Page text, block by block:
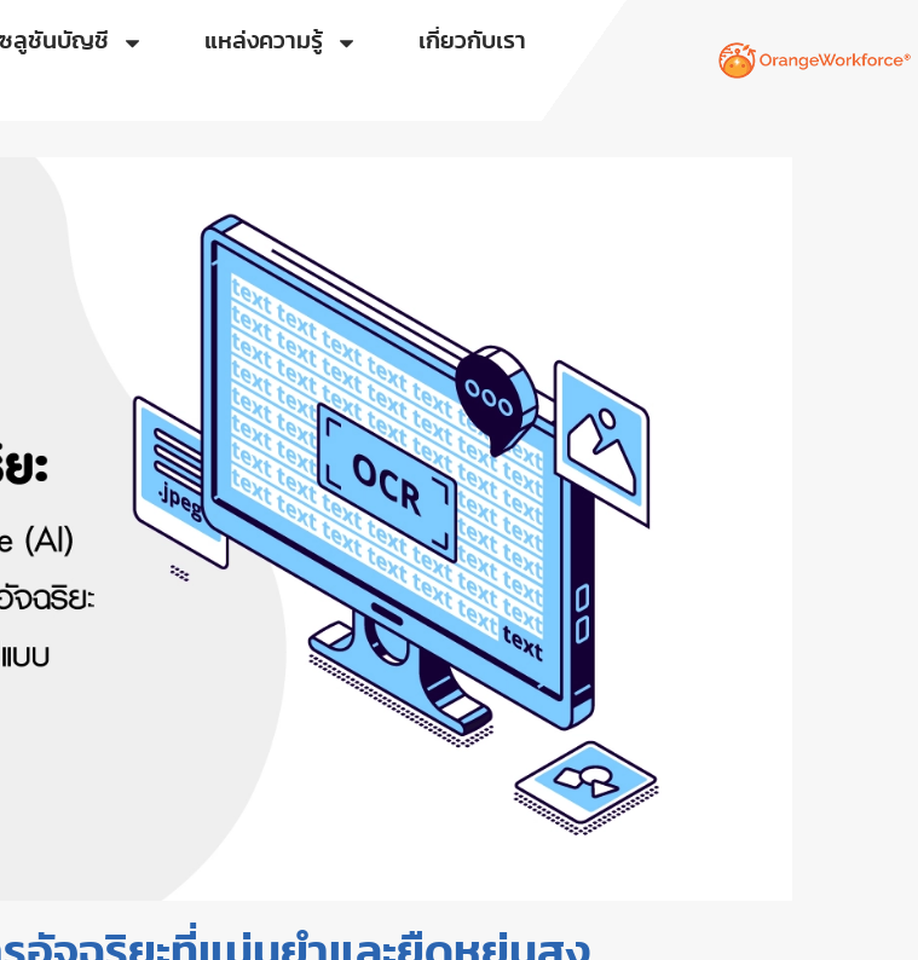
ซลูชันบัญชี แหล่งความรู้
เกี่ยวกับเรา